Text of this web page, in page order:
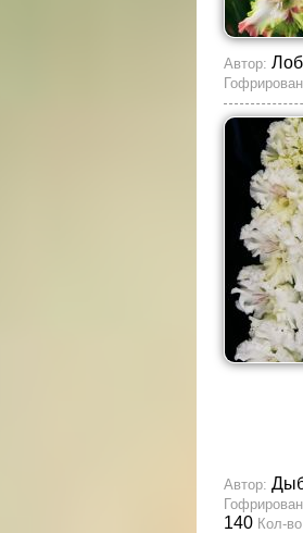
Автор:
Автор:
140 Кол-